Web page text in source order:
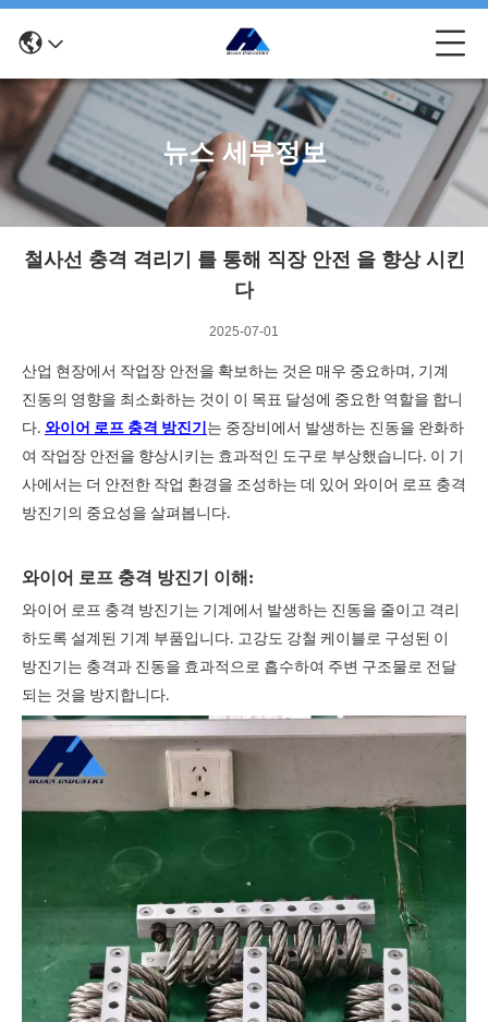
뉴스 세부정보
철사선 충격 격리기 를 통해 직장 안전 을 향상 시킨
다
2025-07-01
산업 현장에서 작업장 안전을 확보하는 것은 매우 중요하며, 기계
진동의 영향을 최소화하는 것이 이 목표 달성에 중요한 역할을 합니
다. 와이어 로프 충격 방진기 는 중장비에서 발생하는 진동을 완화하
여 작업장 안전을 향상시키는 효과적인 도구로 부상했습니다. 이 기
사에서는 더 안전한 작업 환경을 조성하는 데 있어 와이어 로프 충격
방진기의 중요성을 살펴봅니다.
와이어 로프 충격 방진기 이해:
와이어 로프 충격 방진기는 기계에서 발생하는 진동을 줄이고 격리
하도록 설계된 기계 부품입니다. 고강도 강철 케이블로 구성된 이
방진기는 충격과 진동을 효과적으로 흡수하여 주변 구조물로 전달
되는 것을 방지합니다.